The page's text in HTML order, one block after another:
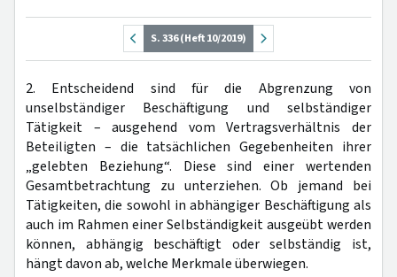
S. 336 (Heft 10/2019)
2. Entscheidend sind für die Abgrenzung von
unselbständiger Beschäftigung und selbständiger
Tätigkeit – ausgehend vom Vertragsverhältnis der
Beteiligten – die tatsächlichen Gegebenheiten ihrer
„gelebten Beziehung“. Diese sind einer wertenden
Gesamtbetrachtung zu unterziehen. Ob jemand bei
Tätigkeiten, die sowohl in abhängiger Beschäftigung als
auch im Rahmen einer Selbständigkeit ausgeübt werden
können, abhängig beschäftigt oder selbständig ist,
hängt davon ab, welche Merkmale überwiegen.